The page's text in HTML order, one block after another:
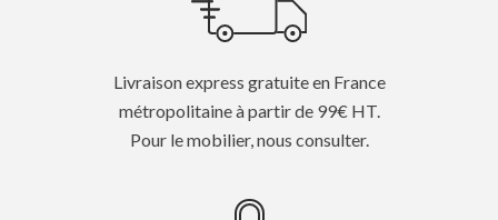
Livraison express gratuite en France
métropolitaine à partir de 99€ HT.
Pour le mobilier, nous consulter.